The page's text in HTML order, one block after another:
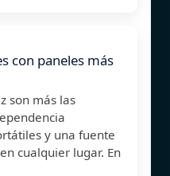
con paneles más
son más las
y una fuente
cualquier lugar. En